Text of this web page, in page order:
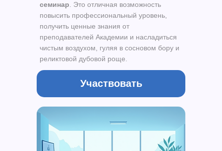
семинар. Это отличная возможность
повысить профессиональный уровень,
получить ценные знания от
преподавателей Академии и насладиться
чистым воздухом, гуляя в сосновом бору и
реликтовой дубовой роще.
Участвовать